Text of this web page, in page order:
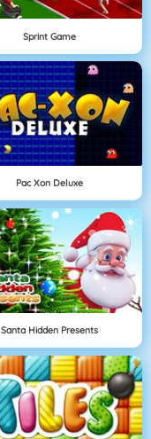
Sprint Game
Pac Xon Deluxe
Santa Hidden Presents